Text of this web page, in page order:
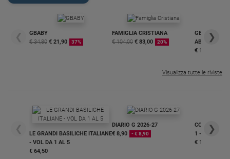
❮
GBABY
€ 34,80 € 21,90 37%
FAMIGLIA CRISTIANA
€ 104,00 € 83,00 20%
GBABY
€ 16,99
❯
Visualizza tutte le riviste
❮
LE GRANDI BASILICHE ITALIANE
- VOL DA 1 AL 5
€ 64,50
DIARIO G 2026-27
€ 8,90
- € 8,90
COLLANA
1 - 2
€ 18,50
❯